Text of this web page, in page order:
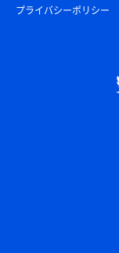
プライバシーポリシー